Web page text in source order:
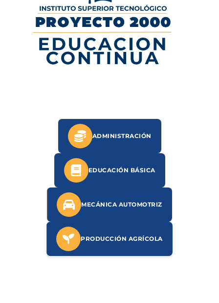
ADMINISTRACIÓN
EDUCACIÓN BÁSICA
MECÁNICA AUTOMOTRIZ
PRODUCCIÓN AGRÍCOLA